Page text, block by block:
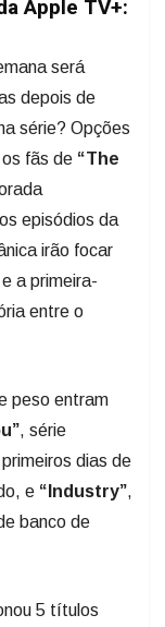
Apple TV+:
será
depois de
série? Opções
fãs de “The
episódios da
irão focar
a primeira-
entre o
peso entram
, série
dias de
e “Industry”,
banco de
5 títulos